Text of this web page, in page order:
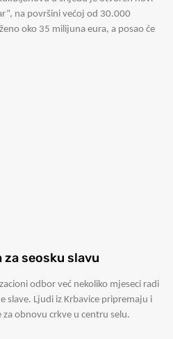
na površini većoj od 30.000
oko 35 milijuna eura, a posao će
za seosku slavu
odbor već nekoliko mjeseci radi
slave. Ljudi iz Krbavice pripremaju i
obnovu crkve u centru selu.